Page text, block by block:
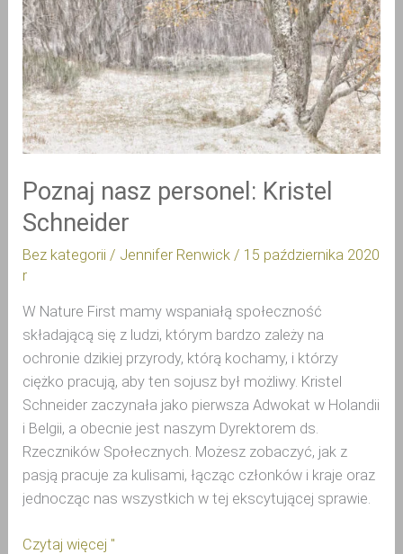
Poznaj nasz personel: Kristel
Schneider
Bez kategorii / Jennifer Renwick / 15 października 2020
r
W Nature First mamy wspaniałą społeczność
składającą się z ludzi, którym bardzo zależy na
ochronie dzikiej przyrody, którą kochamy, i którzy
ciężko pracują, aby ten sojusz był możliwy. Kristel
Schneider zaczynała jako pierwsza Adwokat w Holandii
i Belgii, a obecnie jest naszym Dyrektorem ds.
Rzeczników Społecznych. Możesz zobaczyć, jak z
pasją pracuje za kulisami, łącząc członków i kraje oraz
jednocząc nas wszystkich w tej ekscytującej sprawie.
Schneider
Czytaj więcej "